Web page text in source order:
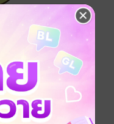
ายการด้วยค่ะ
บ